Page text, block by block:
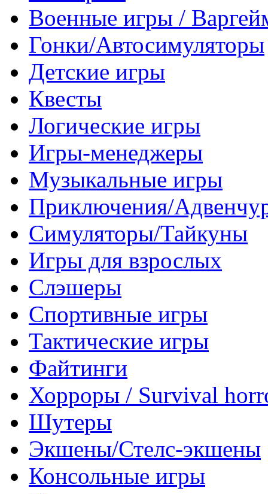
Военные игры /
Гонки/Автосимуляторы
Детские игры
Квесты
Логические игры
Игры-менеджеры
Музыкальные игры
Приключения/
Симуляторы/Тайкуны
Игры для взрослых
Слэшеры
Спортивные игры
Тактические игры
Файтинги
Хорроры / Survival
Шутеры
Экшены/Стелс-экшены
Консольные игры